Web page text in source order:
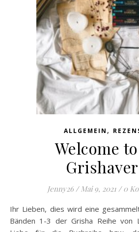
ALLGEMEIN ,
Welcome
Jenny26 / Mai 9, 2021 / 0
Ihr Lieben, dies wird eine gesammelte Rezension zu den
Bänden 1-3 der Grisha Reihe von